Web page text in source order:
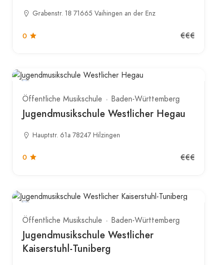
Grabenstr. 18 71665 Vaihingen an der Enz
0 €€€
Öffentliche Musikschule Baden-Württemberg
Jugendmusikschule Westlicher Hegau
Hauptstr. 61a 78247 Hilzingen
0 €€€
Öffentliche Musikschule Baden-Württemberg
Jugendmusikschule Westlicher
Kaiserstuhl-Tuniberg